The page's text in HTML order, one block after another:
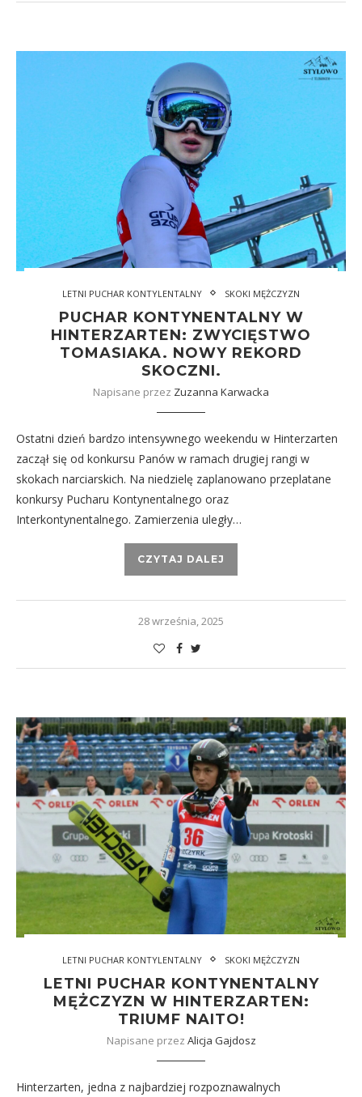
LETNI PUCHAR KONTYLENTALNY SKOKI MĘŻCZYZN
PUCHAR KONTYNENTALNY W
HINTERZARTEN: ZWYCIĘSTWO
TOMASIAKA. NOWY REKORD
SKOCZNI.
Napisane przez Zuzanna Karwacka
Ostatni dzień bardzo intensywnego weekendu w Hinterzarten
zaczął się od konkursu Panów w ramach drugiej rangi w
skokach narciarskich. Na niedzielę zaplanowano przeplatane
konkursy Pucharu Kontynentalnego oraz
Interkontynentalnego. Zamierzenia uległy…
CZYTAJ DALEJ
28 września, 2025
LETNI PUCHAR KONTYLENTALNY SKOKI MĘŻCZYZN
LETNI PUCHAR KONTYNENTALNY
MĘŻCZYZN W HINTERZARTEN:
TRIUMF NAITO!
Napisane przez Alicja Gajdosz
Hinterzarten, jedna z najbardziej rozpoznawalnych